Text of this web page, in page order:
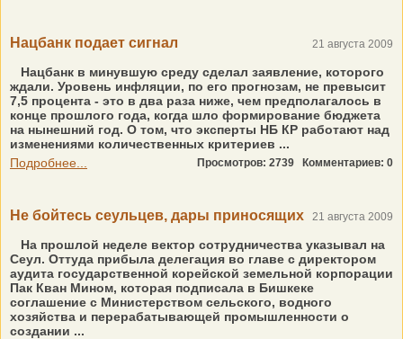
Нацбанк подает сигнал 21 августа 2009
Нацбанк в минувшую среду сделал заявление, которого
ждали. Уровень инфляции, по его прогнозам, не превысит
7,5 процента - это в два раза ниже, чем предполагалось в
конце прошлого года, когда шло формирование бюджета
на нынешний год. О том, что эксперты НБ КР работают над
изменениями количественных критериев ...
Подробнее...
Просмотров: 2739 Комментариев: 0
Не бойтесь сеульцев, дары приносящих 21 августа 2009
На прошлой неделе вектор сотрудничества указывал на
Сеул. Оттуда прибыла делегация во главе с директором
аудита государственной корейской земельной корпорации
Пак Кван Мином, которая подписала в Бишкеке
соглашение с Министерством сельского, водного
хозяйства и перерабатывающей промышленности о
создании ...